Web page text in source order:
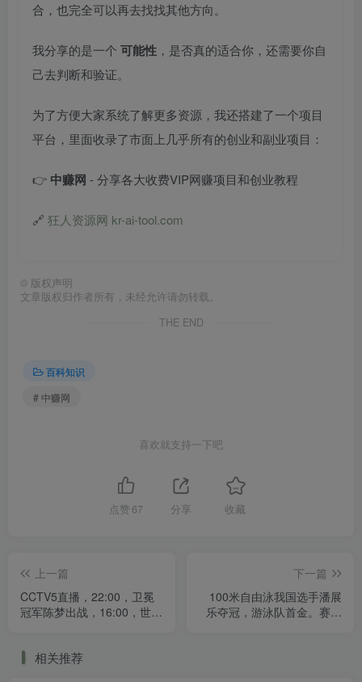
合，也完全可以再去找找其他方向。
我分享的是一个 可能性 ，是否真的适合你，还需要你自
己去判断和验证。
为了方便大家系统了解更多资源，我还搭建了一个项目
平台，里面收录了市面上几乎所有的创业和副业项目：
👉 中赚网 - 分享各大收费VIP网赚项目和创业教程
🔗 狂人资源网 kr-ai-tool.com
© 版权声明
文章版权归作者所有，未经允许请勿转载。
THE END
百科知识
# 中赚网
喜欢就支持一下吧
点赞 67 分享 收藏
上一篇
CCTV5直播，22:00，卫冕
冠军陈梦出战，16:00，世界
下一篇
100米自由泳我国选手潘展
乐夺冠，游泳队首金。赛前
相关推荐